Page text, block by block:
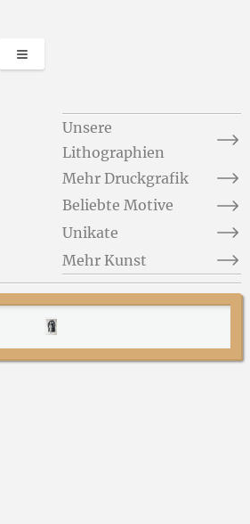
Kategorien
Unsere
Lithographien
Mehr Druckgrafik
Beliebte Motive
Unikate
Mehr Kunst
Nonnen II“ von Christa